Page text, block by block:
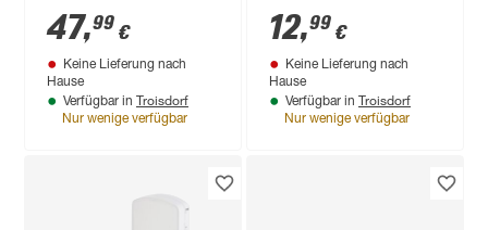
47,99 €
Keine Lieferung nach
Hause
Verfügbar in Troisdorf
Nur wenige verfügbar
12,99 €
Keine Lieferung nach
Hause
Verfügbar in Troisdorf
Nur wenige verfügbar